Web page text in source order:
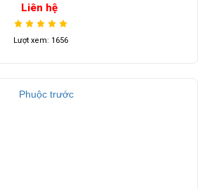
Liên hệ
Lượt xem: 1656